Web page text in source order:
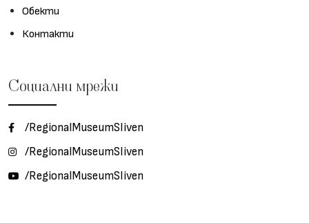
Обекти
Контакти
Социални мрежи
/RegionalMuseumSliven
/RegionalMuseumSliven
/RegionalMuseumSliven